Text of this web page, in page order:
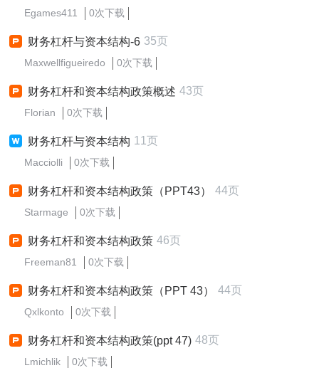
Egames411 0次下载
财务杠杆与资本结构-6 35页
Maxwellfigueiredo 0次下载
财务杠杆和资本结构政策概述 43页
Florian 0次下载
财务杠杆与资本结构 11页
Macciolli 0次下载
财务杠杆和资本结构政策（PPT43） 44页
Starmage 0次下载
财务杠杆和资本结构政策 46页
Freeman81 0次下载
财务杠杆和资本结构政策（PPT 43） 44页
Qxlkonto 0次下载
财务杠杆和资本结构政策(ppt 47) 48页
Lmichlik 0次下载